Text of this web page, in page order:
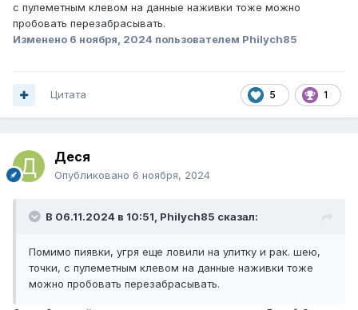
с пулеметным клевом на данные наживки тоже можно
пробовать перезабрасывать.
Изменено 6 ноября, 2024 пользователем Philych85
5 1
Цитата
Деся
Опубликовано 6 ноября, 2024
В 06.11.2024 в 10:51, Philych85 сказал:
Помимо пиявки, угря еще ловили на улитку и рак. шею,
точки, с пулеметным клевом на данные наживки тоже
можно пробовать перезабрасывать.